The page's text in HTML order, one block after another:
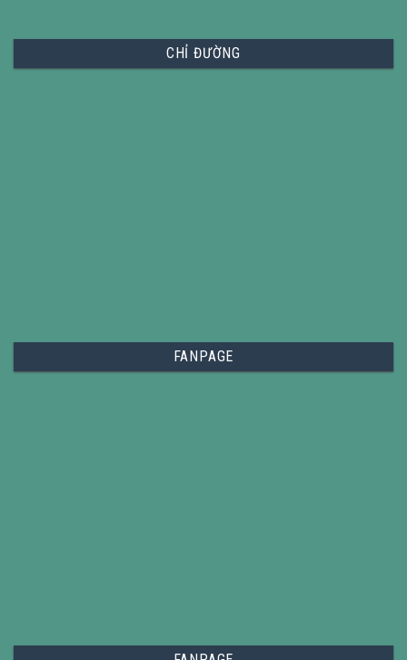
CHỈ ĐƯỜNG
FANPAGE